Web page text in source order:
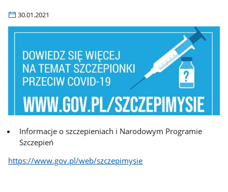
30.01.2021
Informacje o szczepieniach i Narodowym Programie
Szczepień
https://www.gov.pl/web/szczepimysie